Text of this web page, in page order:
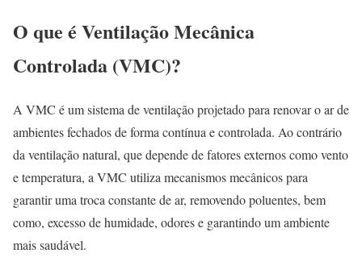
O que é Ventilação Mecânica
Controlada (VMC)?
A VMC é um sistema de ventilação projetado para renovar o ar de
ambientes fechados de forma contínua e controlada. Ao contrário
da ventilação natural, que depende de fatores externos como vento
e temperatura, a VMC utiliza mecanismos mecânicos para
garantir uma troca constante de ar, removendo poluentes, bem
como, excesso de humidade, odores e garantindo um ambiente
mais saudável.